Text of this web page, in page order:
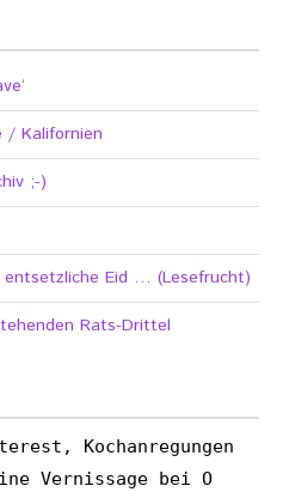
/ Kalifornien
;-)
entsetzliche Eid … (Lesefrucht)
Rats-Drittel
Kochanregungen
Vernissage bei O